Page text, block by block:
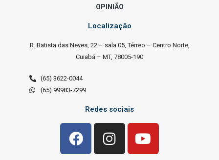
OPINIÃO
Localização
R. Batista das Neves, 22 – sala 05, Térreo – Centro Norte,
Cuiabá – MT, 78005-190
(65) 3622-0044
(65) 99983-7299
Redes sociais